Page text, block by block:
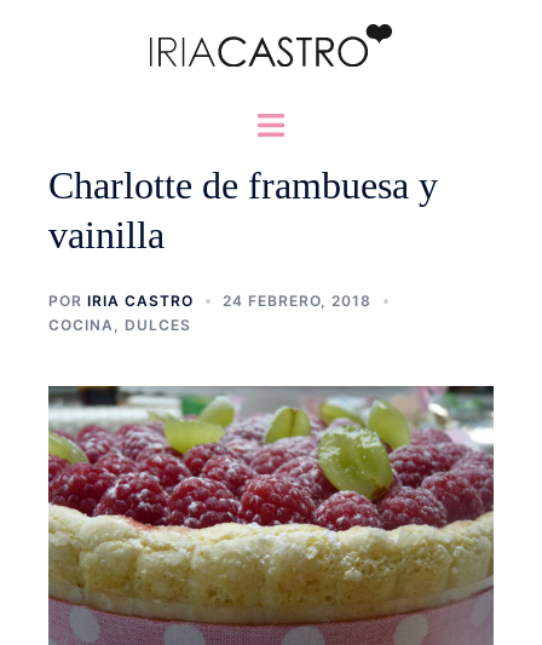
Alternar
Charlotte de frambuesa y
vainilla
POR IRIA CASTRO
24 FEBRERO, 2018
COCINA
DULCES